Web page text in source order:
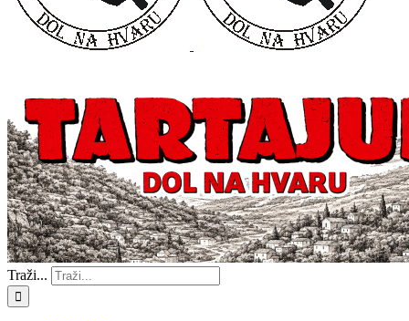
Traži...